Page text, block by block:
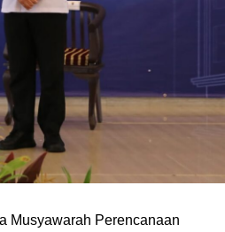
Musyawarah Perencanaan